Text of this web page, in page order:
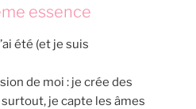
essence
été (et je suis
de moi : je crée des
je capte les âmes